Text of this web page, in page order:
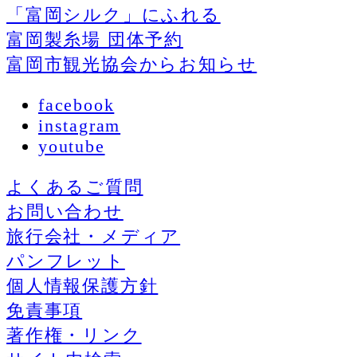
「富岡シルク」にふれる
富岡製糸場 団体予約
富岡市観光協会からお知らせ
facebook
instagram
youtube
よくあるご質問
お問い合わせ
旅行会社・メディア
パンフレット
個人情報保護方針
免責事項
著作権・リンク